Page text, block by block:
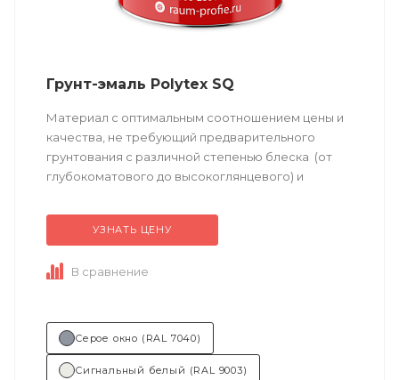
Грунт-эмаль Polytex SQ
Материал с оптимальным соотношением цены и
качества, не требующий предварительного
грунтования с различной степенью блеска (от
глубокоматового до высокоглянцевого) и
Возможно...
УЗНАТЬ ЦЕНУ
В сравнение
Серое окно (RAL 7040)
Сигнальный белый (RAL 9003)